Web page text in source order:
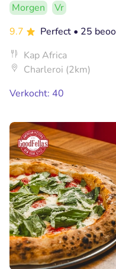
Morgen
Vr
9.7
Perfect • 25
Kap Africa
Charleroi (2km)
Verkocht: 40